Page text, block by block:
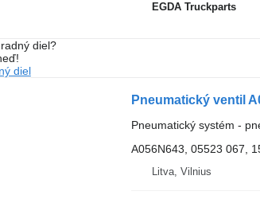
EGDA Truckparts
diel?
diel
Pneumatický ventil
Pneumatický systém -
A056N643, 05523 067,
Litva, Vilnius